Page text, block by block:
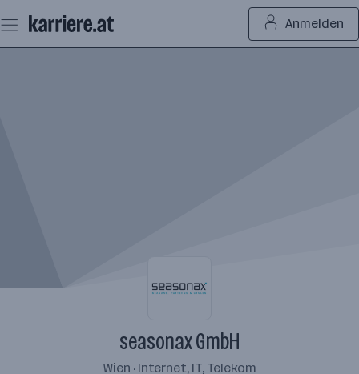
Seiteninhalt
springen
Anmelden
seasonax GmbH
Wien · Internet, IT, Telekom